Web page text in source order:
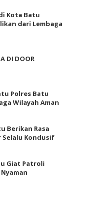
Kota Batu
dari Lembaga
DI DOOR
Polres Batu
Wilayah Aman
Berikan Rasa
Selalu Kondusif
Giat Patroli